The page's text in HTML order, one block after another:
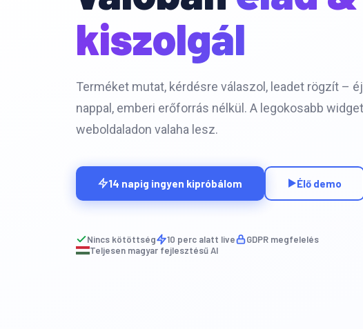
kiszolgál
Terméket mutat, kérdésre válaszol, leadet rögzít –
nappal, emberi erőforrás nélkül. A legokosabb
weboldaladon valaha lesz.
14 napig ingyen kipróbálom Élő demo
Nincs kötöttség 10 perc alatt live
GDPR megfelelés
Teljesen magyar fejlesztésű AI